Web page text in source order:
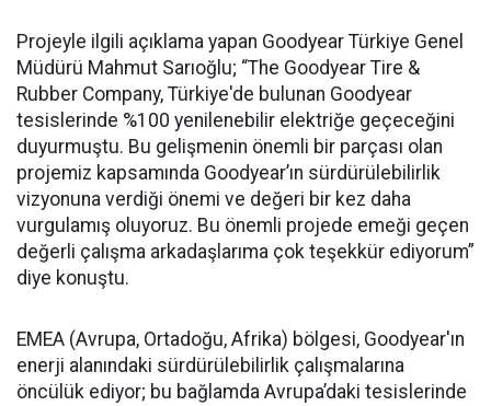
Projeyle ilgili açıklama yapan Goodyear Türkiye Genel
Müdürü Mahmut Sarıoğlu; “The Goodyear Tire &
Rubber Company, Türkiye'de bulunan Goodyear
tesislerinde %100 yenilenebilir elektriğe geçeceğini
duyurmuştu. Bu gelişmenin önemli bir parçası olan
projemiz kapsamında Goodyear’ın sürdürülebilirlik
vizyonuna verdiği önemi ve değeri bir kez daha
vurgulamış oluyoruz. Bu önemli projede emeği geçen
değerli çalışma arkadaşlarıma çok teşekkür ediyorum”
diye konuştu.
EMEA (Avrupa, Ortadoğu, Afrika) bölgesi, Goodyear'ın
enerji alanındaki sürdürülebilirlik çalışmalarına
öncülük ediyor; bu bağlamda Avrupa’daki tesislerinde